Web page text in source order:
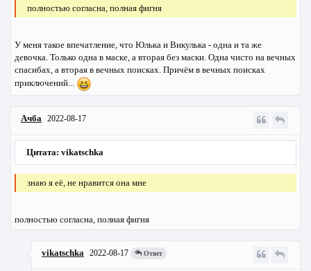
полностью согласна, полная фигня
У меня такое впечатление, что Юлька и Викулька - одна и та же
девочка. Только одна в маске, а вторая без маски. Одна чисто на вечных
спасибах, а вторая в вечных поисках. Причём в вечных поисках
приключений...
Ачба 2022-08-17
Цитата: vikatschka
знаю я её, не нравится она мне
полностью согласна, полная фигня
vikatschka 2022-08-17 Ответ